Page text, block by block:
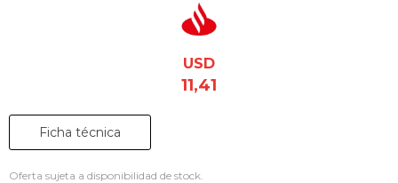
USD
11,41
Ficha técnica
Oferta sujeta a disponibilidad de stock.